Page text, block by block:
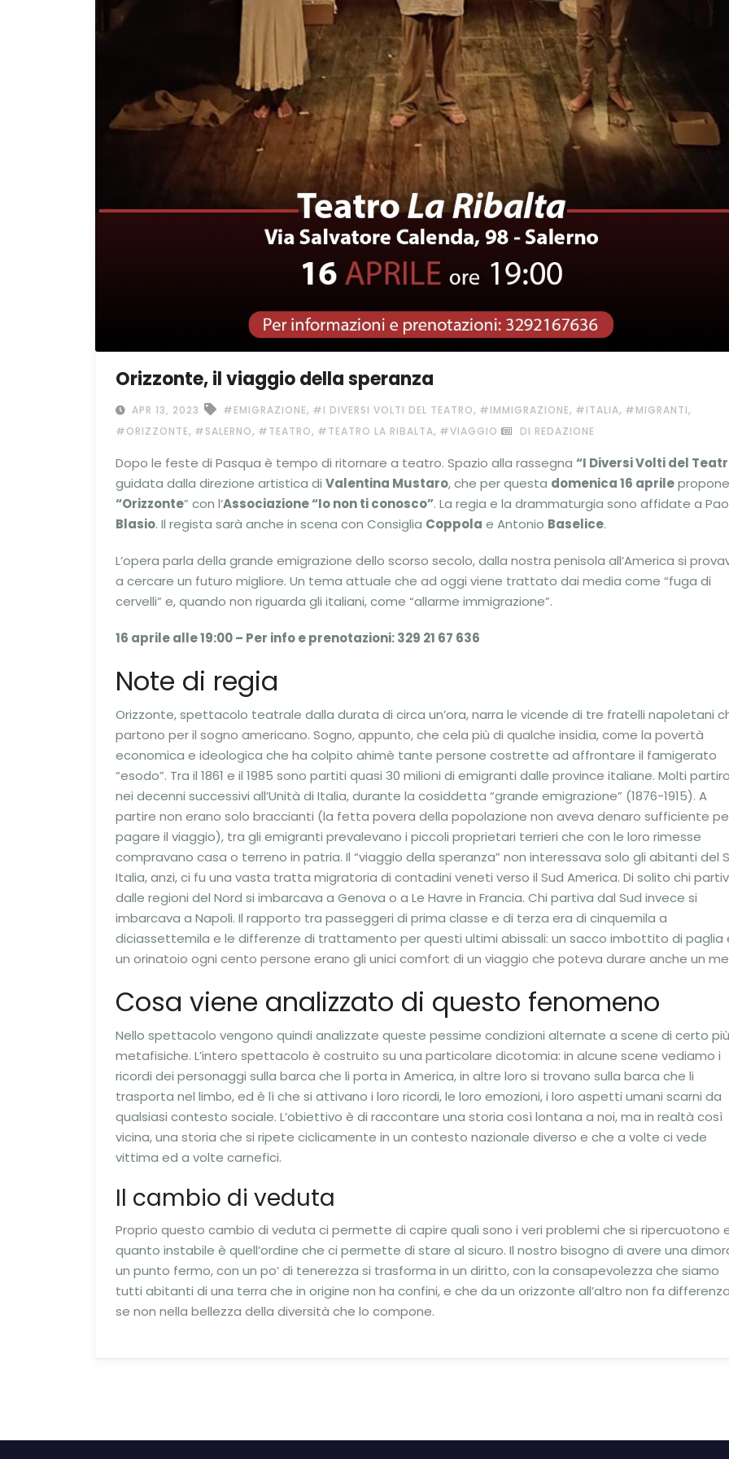
Orizzonte, il viaggio della speranza
APR 13, 2023 #EMIGRAZIONE, #I DIVERSI VOLTI DEL TEATRO, #IMMIGRAZIONE, #ITALIA, #MIGRANTI,
#ORIZZONTE, #SALERNO, #TEATRO, #TEATRO LA RIBALTA, #VIAGGIO DI REDAZIONE
Dopo le feste di Pasqua è tempo di ritornare a teatro. Spazio alla rassegna “I Diversi Volti del
guidata dalla direzione artistica di Valentina Mustaro, che per questa domenica 16 aprilepropone
“Orizzonte” con l’Associazione “Io non ti conosco”. La regia e la drammaturgia sono affidate a
Blasio. Il regista sarà anche in scena con Consiglia Coppola e Antonio Baselice.
L’opera parla della grande emigrazione dello scorso secolo, dalla nostra penisola all’America si
a cercare un futuro migliore. Un tema attuale che ad oggi viene trattato dai media come “fuga di
cervelli” e, quando non riguarda gli italiani, come “allarme immigrazione”.
16 aprile alle 19:00 – Per info e prenotazioni: 329 21 67 636
Note di regia
Orizzonte, spettacolo teatrale dalla durata di circa un’ora, narra le vicende di tre fratelli napoletani
partono per il sogno americano. Sogno, appunto, che cela più di qualche insidia, come la povertà
economica e ideologica che ha colpito ahimè tante persone costrette ad affrontare il famigerato
“esodo”. Tra il 1861 e il 1985 sono partiti quasi 30 milioni di emigranti dalle province italiane. Molti
nei decenni successivi all’Unità di Italia, durante la cosiddetta “grande emigrazione” (1876-1915). A
partire non erano solo braccianti (la fetta povera della popolazione non aveva denaro sufficiente
pagare il viaggio), tra gli emigranti prevalevano i piccoli proprietari terrieri che con le loro rimesse
compravano casa o terreno in patria. Il “viaggio della speranza” non interessava solo gli abitanti del
Italia, anzi, ci fu una vasta tratta migratoria di contadini veneti verso il Sud America. Di solito chi
dalle regioni del Nord si imbarcava a Genova o a Le Havre in Francia. Chi partiva dal Sud invece si
imbarcava a Napoli. Il rapporto tra passeggeri di prima classe e di terza era di cinquemila a
diciassettemila e le differenze di trattamento per questi ultimi abissali: un sacco imbottito di paglia
un orinatoio ogni cento persone erano gli unici comfort di un viaggio che poteva durare anche un
Cosa viene analizzato di questo fenomeno
Nello spettacolo vengono quindi analizzate queste pessime condizioni alternate a scene di certo più
metafisiche. L’intero spettacolo è costruito su una particolare dicotomia: in alcune scene vediamo i
ricordi dei personaggi sulla barca che li porta in America, in altre loro si trovano sulla barca che li
trasporta nel limbo, ed è lì che si attivano i loro ricordi, le loro emozioni, i loro aspetti umani scarni da
qualsiasi contesto sociale. L’obiettivo è di raccontare una storia così lontana a noi, ma in realtà così
vicina, una storia che si ripete ciclicamente in un contesto nazionale diverso e che a volte ci vede
vittima ed a volte carnefici.
Il cambio di veduta
Proprio questo cambio di veduta ci permette di capire quali sono i veri problemi che si ripercuotono
quanto instabile è quell’ordine che ci permette di stare al sicuro. Il nostro bisogno di avere una
un punto fermo, con un po’ di tenerezza si trasforma in un diritto, con la consapevolezza che siamo
tutti abitanti di una terra che in origine non ha confini, e che da un orizzonte all’altro non fa differenza
se non nella bellezza della diversità che lo compone.